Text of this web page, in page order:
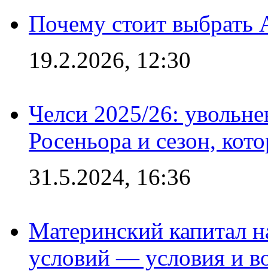
Почему стоит выбрать
19.2.2026, 12:30
Челси 2025/26:
Росеньора и сезон,
31.5.2024, 16:36
Материнский капитал
условий — условия и